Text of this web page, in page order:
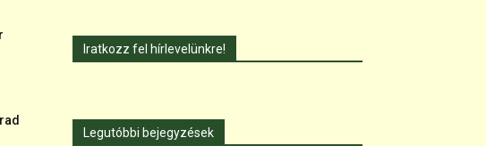
Iratkozz fel hírlevelünkre!
Legutóbbi bejegyzések